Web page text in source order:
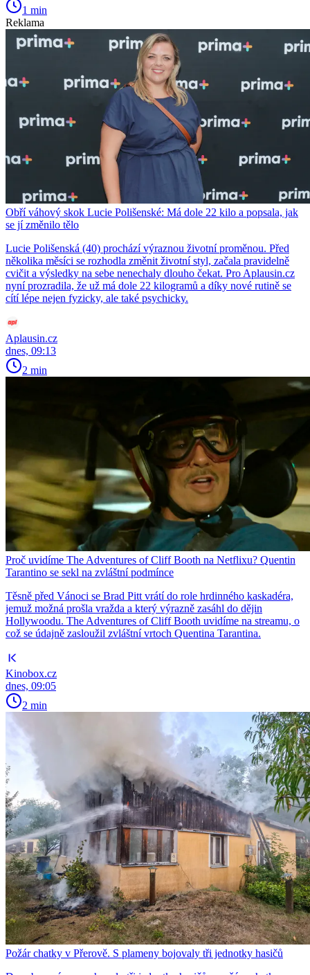
1 min
Reklama
Obří váhový skok Lucie Polišenské: Má dole 22 kilo a popsala, jak
se jí změnilo tělo
Lucie Polišenská (40) prochází výraznou životní proměnou. Před
několika měsíci se rozhodla změnit životní styl, začala pravidelně
cvičit a výsledky na sebe nenechaly dlouho čekat. Pro Aplausin.cz
nyní prozradila, že už má dole 22 kilogramů a díky nové rutině se
cítí lépe nejen fyzicky, ale také psychicky.
Aplausin.cz
dnes, 09:13
2 min
Proč uvidíme The Adventures of Cliff Booth na Netflixu? Quentin
Tarantino se sekl na zvláštní podmínce
Těsně před Vánoci se Brad Pitt vrátí do role hrdinného kaskadéra,
jemuž možná prošla vražda a který výrazně zasáhl do dějin
Hollywoodu. The Adventures of Cliff Booth uvidíme na streamu, o
což se údajně zasloužil zvláštní vrtoch Quentina Tarantina.
Kinobox.cz
dnes, 09:05
2 min
Požár chatky v Přerově. S plameny bojovaly tři jednotky hasičů